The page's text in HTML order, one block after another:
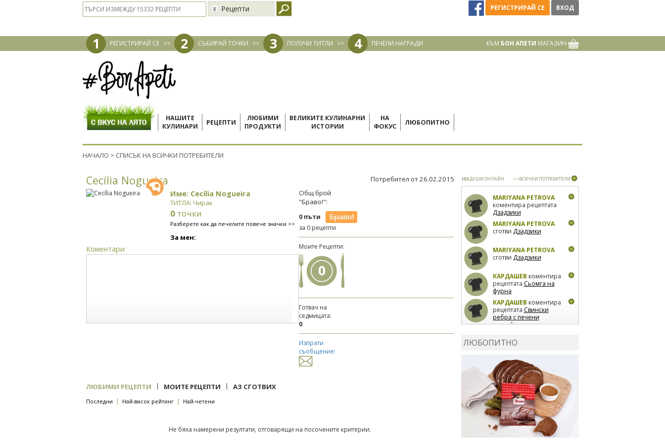
Рецепти РЕГИСТРИРАЙ СЕ ВХОД
1 РЕГИСТРИРАЙ СЕ >> 2 СЪБИРАЙ ТОЧКИ >> 3 ПОЛУЧИ ТИТЛИ >> 4 ПЕЧЕЛИ НАГРАДИ КЪМ БОН АПЕТИ МАГАЗИН
НАШИТЕ
КУЛИНАРИ
РЕЦЕПТИ
ЛЮБИМИ
ПРОДУКТИ
ВЕЛИКИТЕ КУЛИНАРНИ
ИСТОРИИ
НА
ФОКУС
ЛЮБОПИТНО
НАЧАЛО > СПИСЪК НА ВСИЧКИ ПОТРЕБИТЕЛИ
Cecília Nogueira Потребител от 26.02.2015
Име: Cecília Nogueira
ТИТЛА: Чирак
0 точки
Разберете как да печелите повече значки >>
За мен:
Коментари
Общ брой
"Браво!":
0 пъти
за 0 рецепти
Моите Рецепти:
0
Готвач на
седмицата:
0
Изпрати
съобщение:
ЛЮБИМИ РЕЦЕПТИ | МОИТЕ РЕЦЕПТИ | АЗ СГОТВИХ
Последни | Най-висок рейтинг | Най-четени
Не бяха намерени резултати, отговарящи на посочените критерии.
153ДУШИ ОНЛАЙН >>ВСИЧКИ ПОТРЕБИТЕЛИ
MARIYANA PETROVA
коментира рецептата
Дзадзики
MARIYANA PETROVA
сготви Дзадзики
MARIYANA PETROVA
сготви Дзадзики
КАРДАШЕВ коментира
рецептата Сьомга на
фурна
КАРДАШЕВ коментира
рецептата Свински
ребра с печени
картофи
лимон
коментира рецептата
Киноа със зеленчуци
ЛЮБОПИТНО